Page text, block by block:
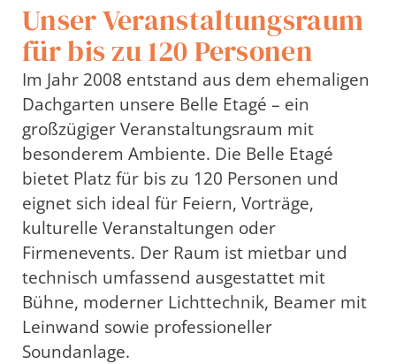
Unser Veranstaltungsraum
für bis zu 120 Personen
Im Jahr 2008 entstand aus dem ehemaligen
Dachgarten unsere Belle Etagé – ein
großzügiger Veranstaltungsraum mit
besonderem Ambiente. Die Belle Etagé
bietet Platz für bis zu 120 Personen und
eignet sich ideal für Feiern, Vorträge,
kulturelle Veranstaltungen oder
Firmenevents. Der Raum ist mietbar und
technisch umfassend ausgestattet mit
Bühne, moderner Lichttechnik, Beamer mit
Leinwand sowie professioneller
Soundanlage.